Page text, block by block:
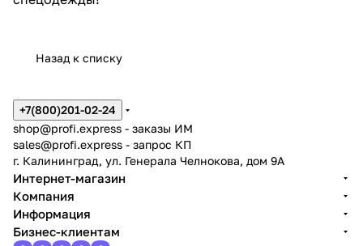
Назад к списку
+7(800)201-02-24
shop@profi.express - заказы ИМ
sales@profi.express - запрос КП
г. Калининград, ул. Генерала Челнокова, дом 9A
Интернет-магазин
Компания
Информация
Бизнес-клиентам